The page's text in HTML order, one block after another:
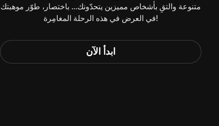
متنوعة والتقِ بأشخاص مميزين يتحدّونك... باختصار، طوّر موهبتك
في العرض في هذه الرحلة المغامِرة!
ابدأ الآن